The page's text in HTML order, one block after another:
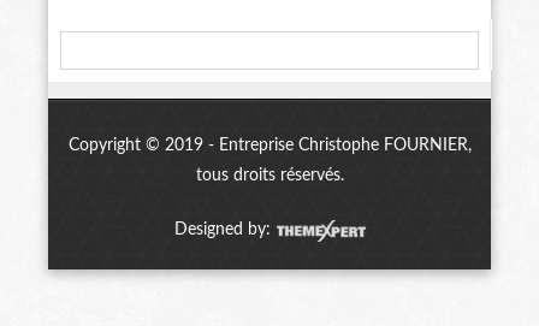
Copyright © 2019 - Entreprise Christophe FOURNIER,
tous droits réservés.
Designed by: